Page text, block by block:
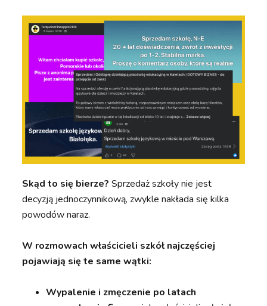
Skąd to się bierze?Sprzedaż szkoły nie jest
decyzją jednoczynnikową, zwykle nakłada się kilka
powodów naraz.
W rozmowach właścicieli szkół najczęściej
pojawiają się te same wątki:
Wypalenie i zmęczenie po latach